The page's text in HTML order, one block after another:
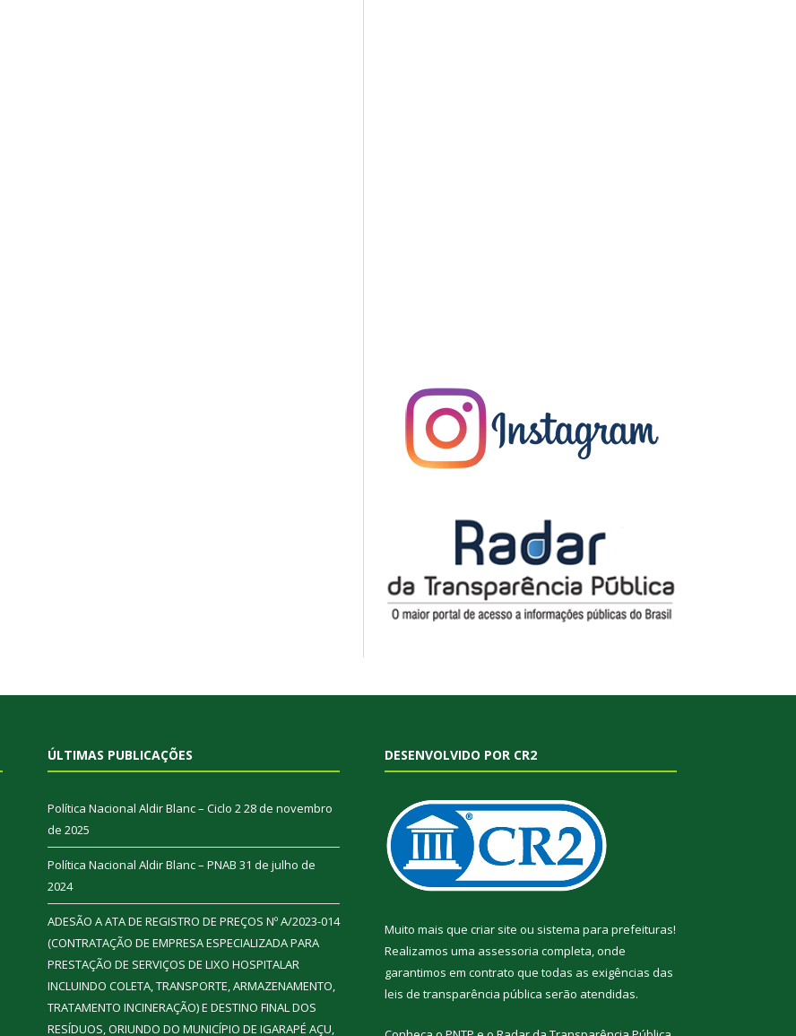
ÚLTIMAS PUBLICAÇÕES
Política Nacional Aldir Blanc – Ciclo 228 de novembro
de 2025
Política Nacional Aldir Blanc – PNAB 31 de julho de
2024
ADESÃO A ATA DE REGISTRO DE PREÇOS Nº A/2023-014
(CONTRATAÇÃO DE EMPRESA ESPECIALIZADA PARA
PRESTAÇÃO DE SERVIÇOS DE LIXO HOSPITALAR
INCLUINDO COLETA, TRANSPORTE, ARMAZENAMENTO,
TRATAMENTO INCINERAÇÃO) E DESTINO FINAL DOS
RESÍDUOS, ORIUNDO DO MUNICÍPIO DE IGARAPÉ AÇU,
DESENVOLVIDO POR CR2
Muito mais que criar site ou sistema para prefeituras!
Realizamos uma assessoria completa, onde
garantimos em contrato que todas as exigências das
leis de transparência pública serão atendidas.